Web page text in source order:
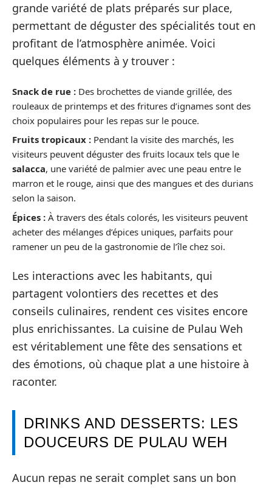
grande variété de plats préparés sur place,
permettant de déguster des spécialités tout en
profitant de l’atmosphère animée. Voici
quelques éléments à y trouver :
Snack de rue : Des brochettes de viande grillée, des
rouleaux de printemps et des fritures d’ignames sont des
choix populaires pour les repas sur le pouce.
Fruits tropicaux : Pendant la visite des marchés, les
visiteurs peuvent déguster des fruits locaux tels que le
salacca, une variété de palmier avec une peau entre le
marron et le rouge, ainsi que des mangues et des durians
selon la saison.
Épices : À travers des étals colorés, les visiteurs peuvent
acheter des mélanges d’épices uniques, parfaits pour
ramener un peu de la gastronomie de l’île chez soi.
Les interactions avec les habitants, qui
partagent volontiers des recettes et des
conseils culinaires, rendent ces visites encore
plus enrichissantes. La cuisine de Pulau Weh
est véritablement une fête des sensations et
des émotions, où chaque plat a une histoire à
raconter.
DRINKS AND DESSERTS: LES
DOUCEURS DE PULAU WEH
Aucun repas ne serait complet sans un bon